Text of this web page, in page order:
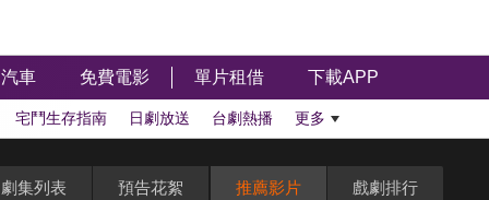
汽車 免費電影 單片租借 下載APP
宅鬥生存指南 日劇放送 台劇熱播 更多
劇集列表 預告花絮 推薦影片 戲劇排行